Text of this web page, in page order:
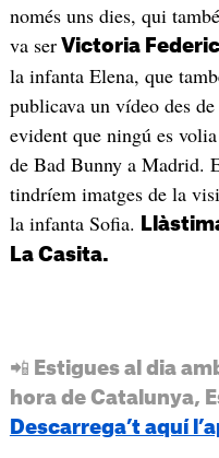
només uns dies, qui
va serVictoria
la infanta Elena, que
publicava un vídeo des
evident que ningú es
de Bad Bunny a Madrid.
tindríem imatges de la
la infanta Sofia.
La Casita.
📲 Estigues al dia
hora de Catalunya,
Descarrega’t aquí